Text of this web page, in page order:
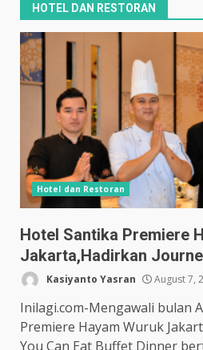
HOTEL DAN RESTORAN
Hotel dan Restoran
Hotel Santika Premiere
Jakarta,Hadirkan
Kasiyanto Yasran August 7,
Inilagi.com-Mengawali bulan
Premiere Hayam Wuruk
You Can Eat Buffet Dinner